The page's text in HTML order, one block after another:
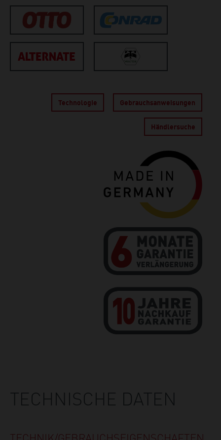
Technologie Gebrauchs­anweisungen
Händlersuche
TECHNISCHE DATEN